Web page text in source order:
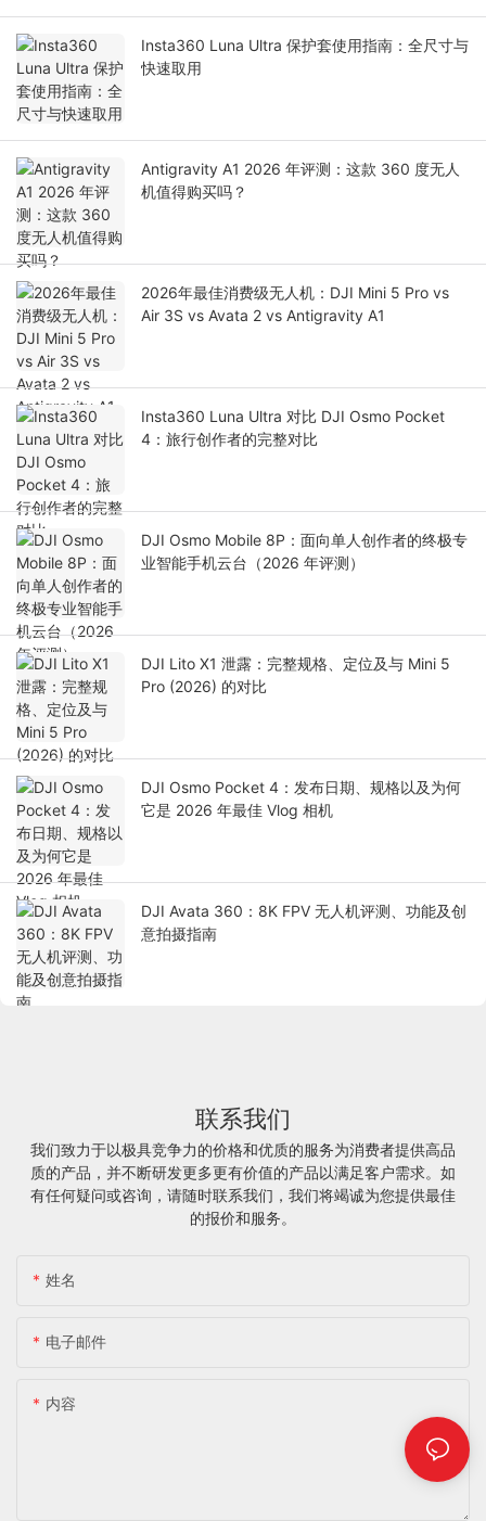
Insta360 Luna Ultra 保护套使用指南：全尺寸与
快速取用
Antigravity A1 2026 年评测：这款 360 度无人
机值得购买吗？
2026年最佳消费级无人机：DJI Mini 5 Pro vs
Air 3S vs Avata 2 vs Antigravity A1
Insta360 Luna Ultra 对比 DJI Osmo Pocket
4：旅行创作者的完整对比
DJI Osmo Mobile 8P：面向单人创作者的终极专
业智能手机云台（2026 年评测）
DJI Lito X1 泄露：完整规格、定位及与 Mini 5
Pro (2026) 的对比
DJI Osmo Pocket 4：发布日期、规格以及为何
它是 2026 年最佳 Vlog 相机
DJI Avata 360：8K FPV 无人机评测、功能及创
意拍摄指南
联系我们
我们致力于以极具竞争力的价格和优质的服务为消费者提供高品
质的产品，并不断研发更多更有价值的产品以满足客户需求。 如
有任何疑问或咨询，请随时联系我们，我们将竭诚为您提供最佳
的报价和服务。
姓名
电子邮件
内容